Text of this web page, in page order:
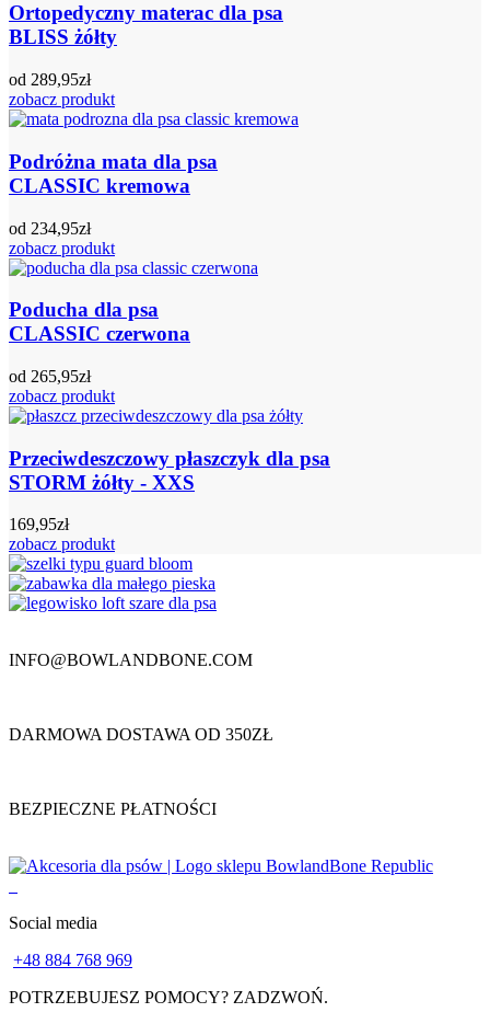
Ortopedyczny materac dla psa
BLISS żółty
od 289,95zł
zobacz produkt
Podróżna mata dla psa
CLASSIC kremowa
od 234,95zł
zobacz produkt
Poducha dla psa
CLASSIC czerwona
od 265,95zł
zobacz produkt
Przeciwdeszczowy płaszczyk dla psa
STORM żółty - XXS
169,95zł
zobacz produkt
INFO@BOWLANDBONE.COM
DARMOWA DOSTAWA OD 350ZŁ
BEZPIECZNE PŁATNOŚCI
Social media
+48 884 768 969
POTRZEBUJESZ POMOCY? ZADZWOŃ.